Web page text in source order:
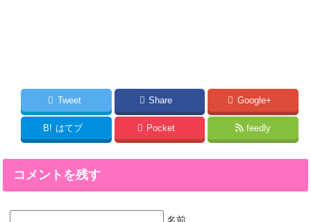
Tweet Share Google+
B! はてブ Pocket feedly
コメントを残す